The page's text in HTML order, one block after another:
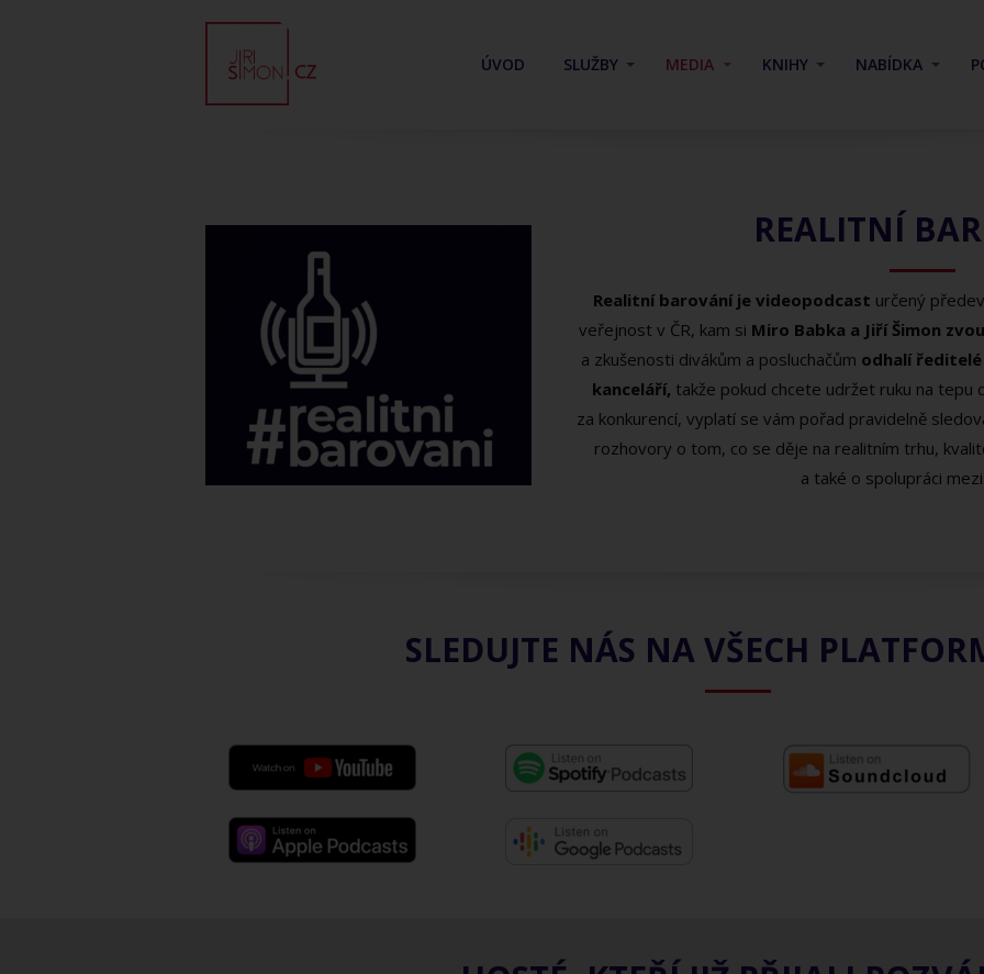
ÚVOD SLUŽBY MEDIA KNIHY NABÍDKA
REALITNÍ
Realitní barování je videopodcast určený
veřejnost v ČR, kam si Miro Babka a Jiří Šimon
a zkušenosti divákům a posluchačům odhalí
kanceláří, takže pokud chcete udržet ruku na
za konkurencí, vyplatí se vám pořad pravidelně
rozhovory o tom, co se děje na realitním trhu,
a také o spolupráci
SLEDUJTE NÁS NA VŠECH